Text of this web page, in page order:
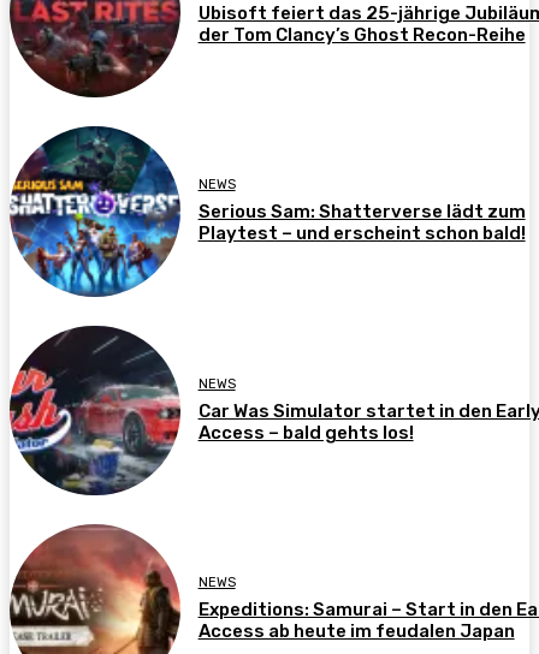
Ubisoft feiert das 25-jährige
der Tom Clancy’s Ghost Recon-Reihe
NEWS
Serious Sam: Shatterverse lädt zum
Playtest – und erscheint schon bald!
NEWS
Car Was Simulator startet in den
Access – bald gehts los!
NEWS
Expeditions: Samurai – Start in den
Access ab heute im feudalen Japan